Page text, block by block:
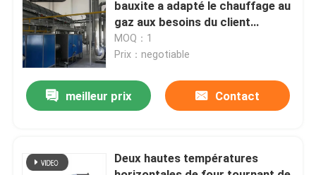
Cas
Demandez une citation
Four poussoir
bauxite a adapté le chauffage au
gaz aux besoins du client
continu à hautes températures
MOQ：1
Prix：negotiable
meilleur prix Contact
Deux hautes températures